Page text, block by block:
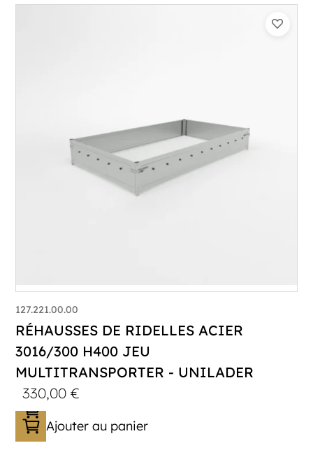
127.221.00.00
RÉHAUSSES DE RIDELLES ACIER
3016/300 H400 JEU
MULTITRANSPORTER - UNILADER
330,00€
Ajouter au panier